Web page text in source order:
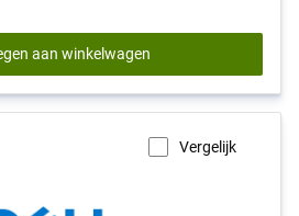
aan winkelwagen
Vergelijk